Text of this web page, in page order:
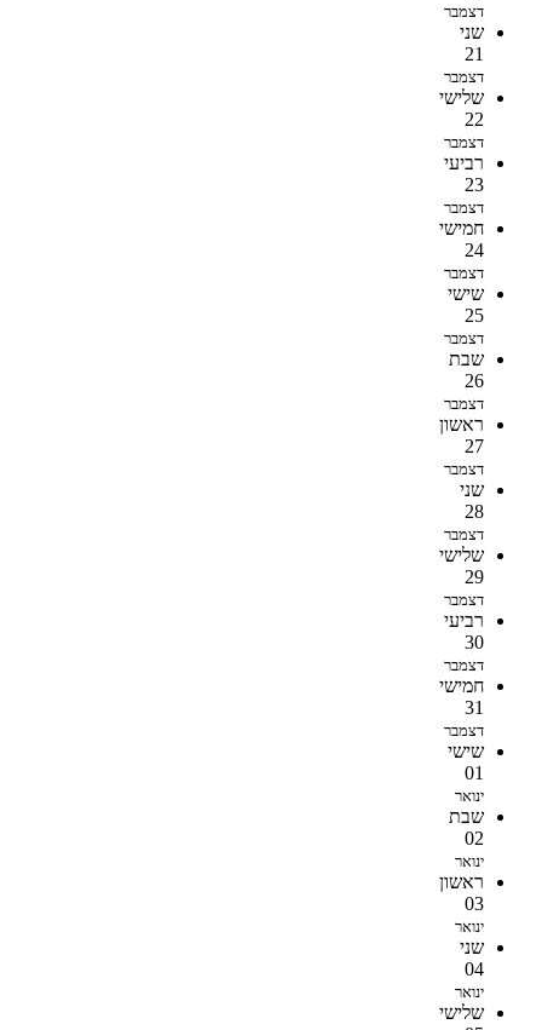
דצמבר
שני
21
דצמבר
שלישי
22
דצמבר
רביעי
23
דצמבר
חמישי
24
דצמבר
שישי
25
דצמבר
שבת
26
דצמבר
ראשון
27
דצמבר
שני
28
דצמבר
שלישי
29
דצמבר
רביעי
30
דצמבר
חמישי
31
דצמבר
שישי
01
ינואר
שבת
02
ינואר
ראשון
03
ינואר
שני
04
ינואר
שלישי